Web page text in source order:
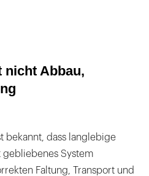
nicht Abbau,
bekannt, dass langlebige
gebliebenes System
Faltung, Transport und